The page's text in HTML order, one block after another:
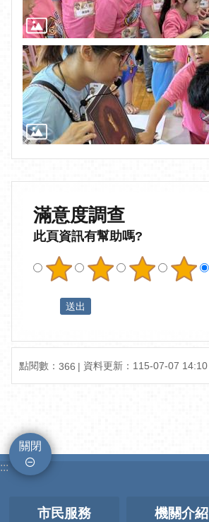
滿意度調查
此頁資訊有幫助嗎?
點閱數： 366 資料更新：115-07-07 14:10
關閉
:::
市民服務 機關介紹